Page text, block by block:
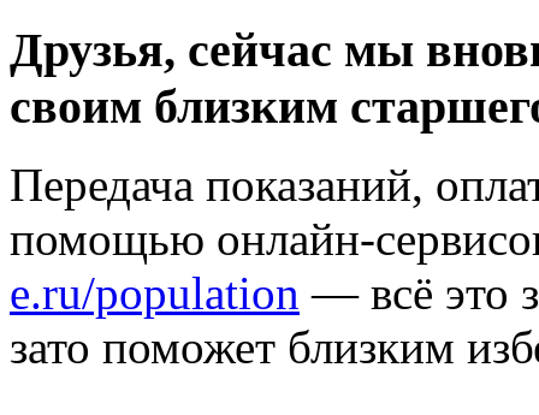
Друзья, сейчас мы
своим близким
Передача показаний,
помощью онлайн-
e.ru/population — всё это
зато поможет близким